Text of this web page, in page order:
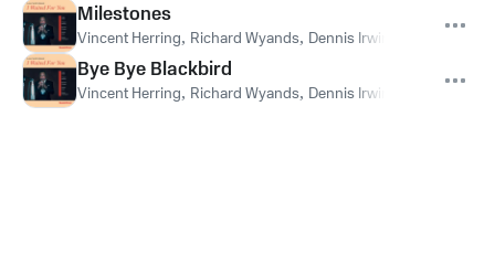
Milestones
Vincent Herring, Richard Wyands, Dennis Irwin
Bye Bye Blackbird
Vincent Herring, Richard Wyands, Dennis Irwin